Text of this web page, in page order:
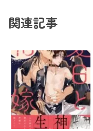
関連記事